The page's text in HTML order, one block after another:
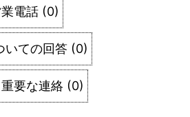
電話 (0)
いての回答 (0)
重要な連絡 (0)